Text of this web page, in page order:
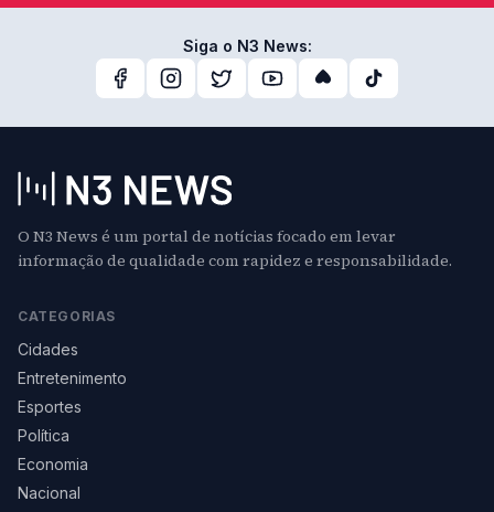
Siga o N3 News:
O N3 News é um portal de notícias focado em levar
informação de qualidade com rapidez e responsabilidade.
CATEGORIAS
Cidades
Entretenimento
Esportes
Política
Economia
Nacional